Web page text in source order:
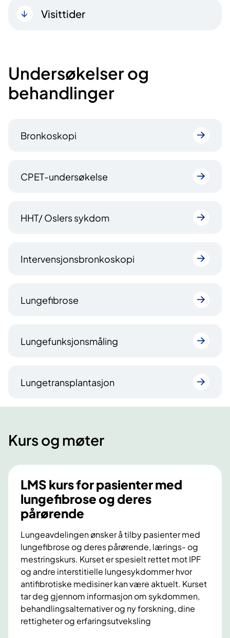
Visittider
Undersøkelser og
behandlinger
Bronkoskopi
CPET-undersøkelse
HHT/ Oslers sykdom
Intervensjonsbronkoskopi
Lungefibrose
Lungefunksjonsmåling
Lungetransplantasjon
Kurs og møter
LMS kurs for pasienter med
lungefibrose og deres
pårørende
Lungeavdelingen ønsker å tilby pasienter med
lungefibrose og deres pårørende, lærings- og
mestringskurs. Kurset er spesielt rettet mot IPF
og andre interstitielle lungesykdommer hvor
antifibrotiske medisiner kan være aktuelt. Kurset
tar deg gjennom informasjon om sykdommen,
behandlingsalternativer og ny forskning, dine
rettigheter og erfaringsutveksling